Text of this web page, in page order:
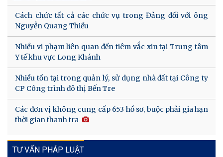
Cách chức tất cả các chức vụ trong Đảng đối với ông
Nguyễn Quang Thiều
Nhiều vi phạm liên quan đến tiêm vắc xin tại Trung tâm
Y tế khu vực Long Khánh
Nhiều tồn tại trong quản lý, sử dụng nhà đất tại Công ty
CP Công trình đô thị Bến Tre
Các đơn vị không cung cấp 653 hồ sơ, buộc phải gia hạn
thời gian thanh tra
TƯ VẤN PHÁP LUẬT